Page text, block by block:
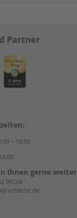
Partner
– 18:00
Ihnen gerne weiter
99266